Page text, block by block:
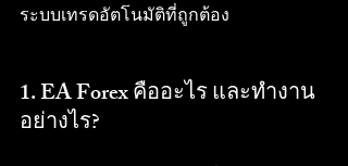
ระบบเทรดอัตโนมัติที่ถูกต้อง
1. EA Forex คืออะไร และทำงาน
อย่างไร?